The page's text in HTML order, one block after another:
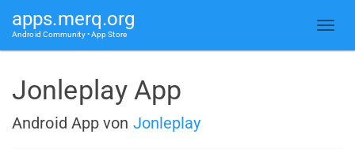
apps.merq.org
Android Community • App Store
Jonleplay App
Android App von Jonleplay